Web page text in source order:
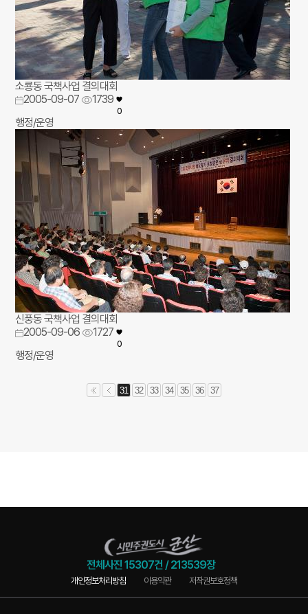
소룡동 국책사업 결의대회
2005-09-07
1739
0
행정/운영
신풍동 국책사업 결의대회
2005-09-06
1727
0
행정/운영
31 32 33 34 35 36 37
전체사진 15307건 /213539장
개인정보처리방침 이용약관 저작권보호정책